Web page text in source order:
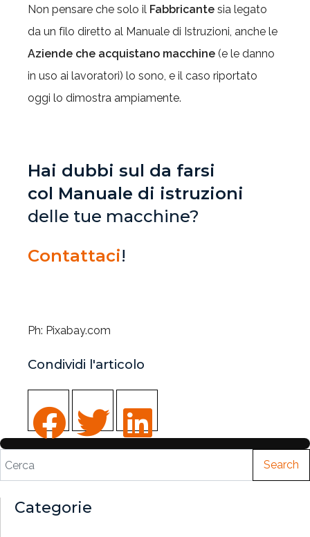
Non pensare che solo il Fabbricante sia legato
da un filo diretto al Manuale di Istruzioni, anche le
Aziende che acquistano macchine (e le danno
in uso ai lavoratori) lo sono, e il caso riportato
oggi lo dimostra ampiamente.
Hai dubbi sul da farsi
col Manuale di istruzioni
delle tue macchine?
Contattaci!
Ph: Pixabay.com
Condividi l'articolo
Search
Categorie